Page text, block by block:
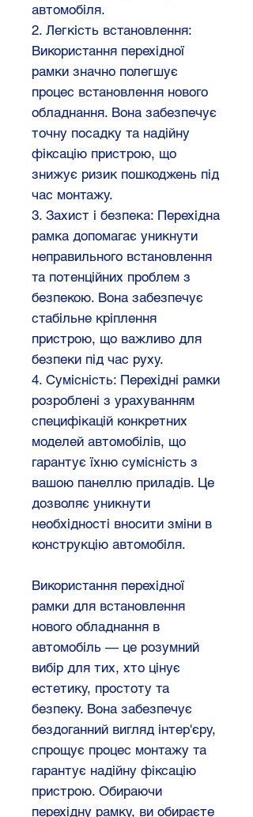
автомобіля.
2. Легкість встановлення:
Використання перехідної
рамки значно полегшує
процес встановлення нового
обладнання. Вона забезпечує
точну посадку та надійну
фіксацію пристрою, що
знижує ризик пошкоджень під
час монтажу.
3. Захист і безпека: Перехідна
рамка допомагає уникнути
неправильного встановлення
та потенційних проблем з
безпекою. Вона забезпечує
стабільне кріплення
пристрою, що важливо для
безпеки під час руху.
4. Сумісність: Перехідні рамки
розроблені з урахуванням
специфікацій конкретних
моделей автомобілів, що
гарантує їхню сумісність з
вашою панеллю приладів. Це
дозволяє уникнути
необхідності вносити зміни в
конструкцію автомобіля.
Використання перехідної
рамки для встановлення
нового обладнання в
автомобіль — це розумний
вибір для тих, хто цінує
естетику, простоту та
безпеку. Вона забезпечує
бездоганний вигляд інтер'єру,
спрощує процес монтажу та
гарантує надійну фіксацію
пристрою. Обираючи
перехідну рамку, ви обираєте